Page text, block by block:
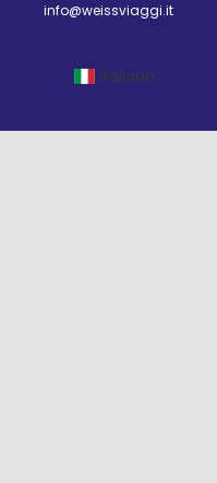
info@weissviaggi.it
Italiano